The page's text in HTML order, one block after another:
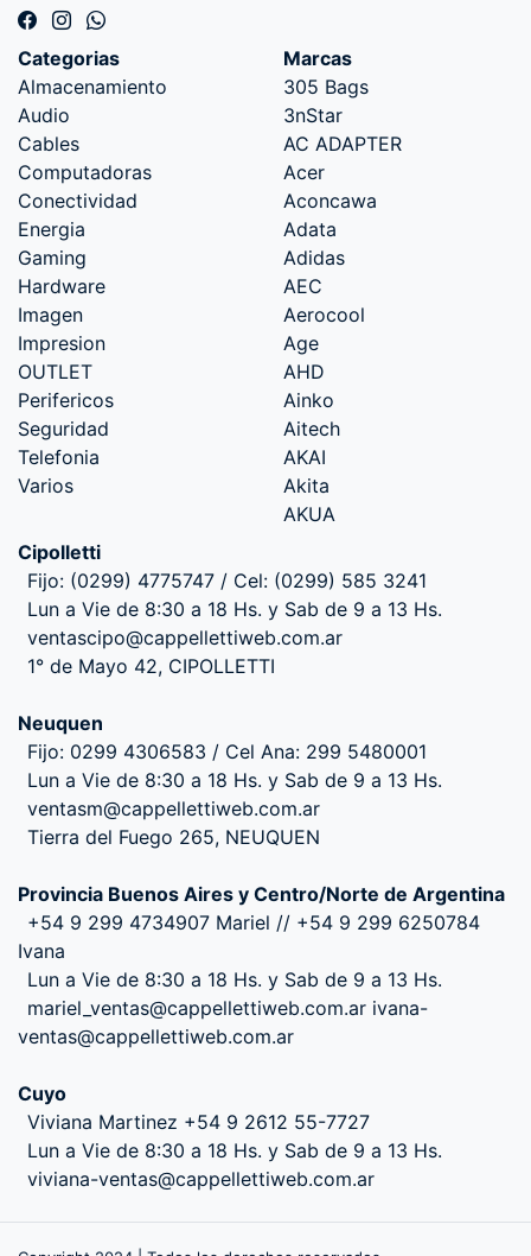
Categorias
Almacenamiento
Audio
Cables
Computadoras
Conectividad
Energia
Gaming
Hardware
Imagen
Impresion
OUTLET
Perifericos
Seguridad
Telefonia
Varios
Marcas
305 Bags
3nStar
AC ADAPTER
Acer
Aconcawa
Adata
Adidas
AEC
Aerocool
Age
AHD
Ainko
Aitech
AKAI
Akita
AKUA
Cipolletti
Fijo: (0299) 4775747 / Cel: (0299) 585 3241
Lun a Vie de 8:30 a 18 Hs. y Sab de 9 a 13 Hs.
ventascipo@cappellettiweb.com.ar
1° de Mayo 42, CIPOLLETTI
Neuquen
Fijo: 0299 4306583 / Cel Ana: 299 5480001
Lun a Vie de 8:30 a 18 Hs. y Sab de 9 a 13 Hs.
ventasm@cappellettiweb.com.ar
Tierra del Fuego 265, NEUQUEN
Provincia Buenos Aires y Centro/Norte de Argentina
+54 9 299 4734907 Mariel // +54 9 299 6250784
Ivana
Lun a Vie de 8:30 a 18 Hs. y Sab de 9 a 13 Hs.
mariel_ventas@cappellettiweb.com.ar ivana-
ventas@cappellettiweb.com.ar
Cuyo
Viviana Martinez +54 9 2612 55-7727
Lun a Vie de 8:30 a 18 Hs. y Sab de 9 a 13 Hs.
viviana-ventas@cappellettiweb.com.ar